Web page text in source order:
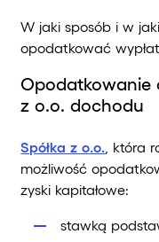
W jaki sposób i w
opodatkować
Opodatkowanie
z o.o. dochodu
Spółka z o.o.
, która
możliwość
zyski kapitałowe:
stawką